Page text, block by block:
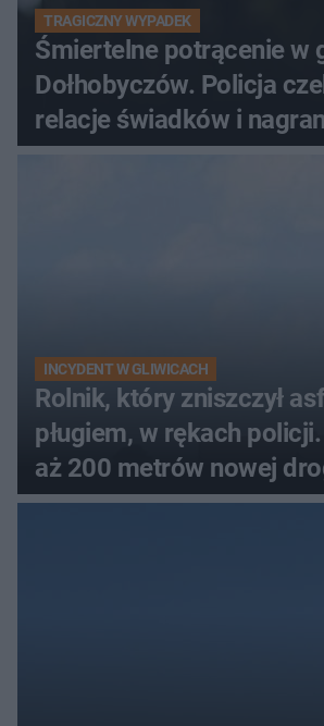
TRAGICZNY WYPADEK
Śmiertelne potrącenie w
Dołhobyczów. Policja
relacje świadków i
INCYDENT W GLIWICACH
Rolnik, który zniszczył
pługiem, w rękach
aż 200 metrów nowej